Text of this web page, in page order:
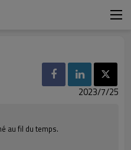
2023/7/25
au fil du temps.